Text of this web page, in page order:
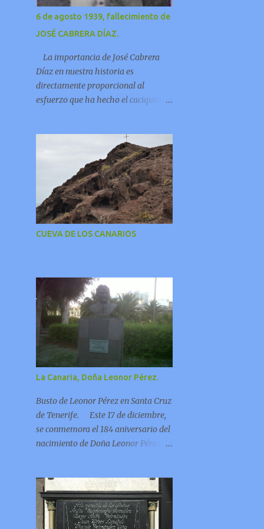
como mero trampolín del general F...
6 de agosto 1939, fallecimiento de
JOSÉ CABRERA DÍAZ.
La importancia de José Cabrera
Díaz en nuestra historia es
directamente proporcional al
esfuerzo que ha hecho el caciquismo
generaciones posteriores.
CUEVA DE LOS CANARIOS
La Canaria, Doña Leonor Pérez.
Busto de Leonor Pérez en Santa Cruz
de Tenerife. Este 17 de diciembre,
se conmemora el 184 aniversario del
nacimiento de Doña Leonor Pérez
destacan de forma casi sublime, su
bondad, a más de 100 años de su
fallecimiento, no me cabe duda de la